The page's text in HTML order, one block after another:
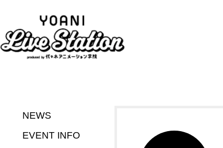
NEWS
EVENT INFO